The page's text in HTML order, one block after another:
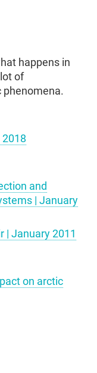
happens in
of
phenomena.
and
| January
| January 2011
on arctic